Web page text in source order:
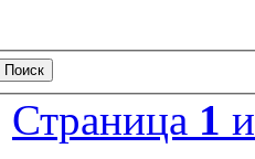
Страница 1